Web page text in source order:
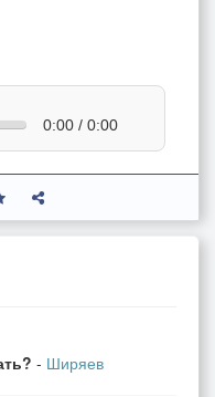
0:00 / 0:00
- Ширяев